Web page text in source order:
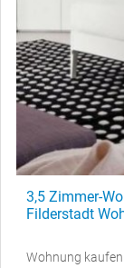
3,5 Zimmer-
Filderstadt
Wohnung